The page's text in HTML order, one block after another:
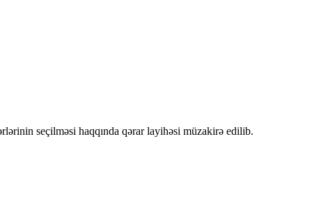
seçilməsi haqqında qərar layihəsi müzakirə edilib.